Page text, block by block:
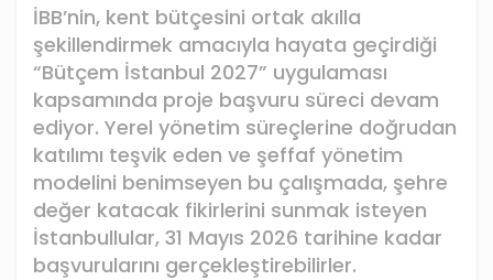
İBB’nin, kent bütçesini ortak akılla
şekillendirmek amacıyla hayata geçirdiği
“Bütçem İstanbul 2027” uygulaması
kapsamında proje başvuru süreci devam
ediyor. Yerel yönetim süreçlerine doğrudan
katılımı teşvik eden ve şeffaf yönetim
modelini benimseyen bu çalışmada, şehre
değer katacak fikirlerini sunmak isteyen
İstanbullular, 31 Mayıs 2026 tarihine kadar
başvurularını gerçekleştirebilirler.